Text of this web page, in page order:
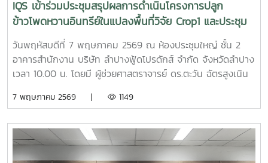
ตัวอย่างจริงด้วยเครื่องมือกิจกรรมดังกล่าวได้รับความสนใจจาก
นักวิจัย นักศึกษา และผู้สนใจด้านวิทยาศาสตร์และเทคโนโลยี
ชีวภาพเข้าร่วมอบรมเป็นจำนวนมาก เพื่อเสริมสร้างศักยภาพ
ด้านงานวิจัยและต่อยอดองค์ความรู้ด้านการวิเคราะห์โครงสร้าง
ระดับเซลล์ด้วยเครื่องมือวิทยาศาสตร์ขั้นสูงต่อไป
IQS เข้าร่วมประชุมสรุปผลการดำเนินโครงการปลูก
ข้าวโพดหวานอินทรีย์ในแปลงพื้นที่วิจัย Crop1 และประชุม
หารือแนวทางการดำเนินงานร่วมกันในโครงการ Crop2
วันพฤหัสบดีที่ 7 พฤษภาคม 2569 ณ ห้องประชุมใหญ่ ชั้น 2
อาคารสำนักงาน บริษัท ลำปางฟู้ดโปรดักส์ จำกัด จังหวัดลำปาง
เวลา 10.00 น. โดยมี ผู้ช่วยศาสตราจารย์ ดร.ตะวัน ฉัตรสูงเนิน
ผลิตภัณฑ์ พร้อมคณะทำงานของสถาบันฯ เข้าร่วมประชุมร่วมกับ
ทำงานความร่วมมือด้านการผลิตข้าวโพดหวานอินทรีย์
มหาวิทยาลัยแม่โจ้–แพร่ เฉลิมพระเกียรติ
7 พฤษภาคม 2569 | 1149